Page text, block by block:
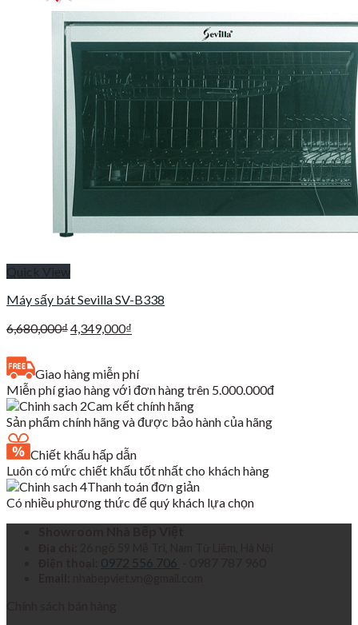
Máy sấy bát Sevilla SV-B338
6,680,000₫Giá
6,680,000₫.
4,349,000₫
là:
4,349,000₫.
Giao hàng miễn phí
Miễn phí giao hàng với đơn hàng trên 5.000.000đ
Cam kết chính hãng
Sản phẩm chính hãng và được bảo hành của hãng
Chiết khấu hấp dẫn
Luôn có mức chiết khấu tốt nhất cho khách hàng
Thanh toán đơn giản
Có nhiều phương thức để quý khách lựa chọn
0972 556 706